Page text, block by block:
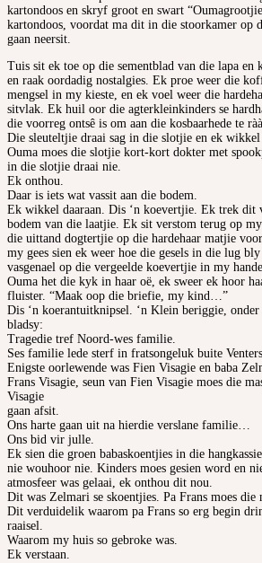
kartondoos en skryf groot en swart
kartondoos, voordat ma dit in die stoorkamer op
gaan neersit.
Tuis sit ek toe op die sementblad van die lapa en
en raak oordadig nostalgies. Ek proe weer die
mengsel in my kieste, en ek voel weer die
sitvlak. Ek huil oor die agterkleinkinders se
die voorreg ontsê is om aan die kosbaarhede te
Die sleuteltjie draai sag in die slotjie en ek
Ouma moes die slotjie kort-kort dokter met
in die slotjie draai nie.
Ek onthou.
Daar is iets wat vassit aan die bodem.
Ek wikkel daaraan. Dis ‘n koevertjie. Ek trek dit
bodem van die laatjie. Ek sit verstom terug op
die uittand dogtertjie op die hardehaar matjie
my gees sien ek weer hoe die gesels in die lug
vasgenael op die vergeelde koevertjie in my
Ouma het die kyk in haar oë, ek sweer ek hoor
fluister. “Maak oop die briefie, my kind…”
Dis ‘n koerantuitknipsel. ‘n Klein beriggie,
bladsy:
Tragedie tref Noord-wes familie.
Ses familie lede sterf in fratsongeluk buite
Enigste oorlewende was Fien Visagie en baba
Frans Visagie, seun van Fien Visagie moes die
Visagie
gaan afsit.
Ons harte gaan uit na hierdie verslane familie…
Ons bid vir julle.
Ek sien die groen babaskoentjies in die
nie wouhoor nie. Kinders moes gesien word en
atmosfeer was gelaai, ek onthou dit nou.
Dit was Zelmari se skoentjies. Pa Frans moes
Dit verduidelik waarom pa Frans so erg begin
raaisel.
Waarom my huis so gebroke was.
Ek verstaan.